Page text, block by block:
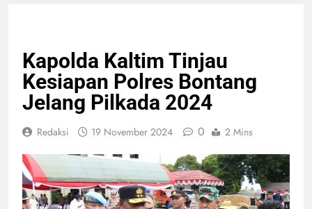
Kapolda Kaltim Tinjau
Kesiapan Polres Bontang
Jelang Pilkada 2024
Redaksi 19 November 2024 0 2 Mins